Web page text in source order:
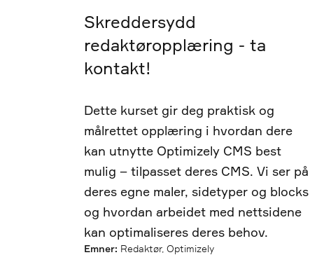
Skreddersydd
redaktøropplæring - ta
kontakt!
Dette kurset gir deg praktisk og
målrettet opplæring i hvordan dere
kan utnytte Optimizely CMS best
mulig – tilpasset deres CMS. Vi ser på
deres egne maler, sidetyper og blocks
og hvordan arbeidet med nettsidene
kan optimaliseres deres behov.
Emner: Redaktør, Optimizely